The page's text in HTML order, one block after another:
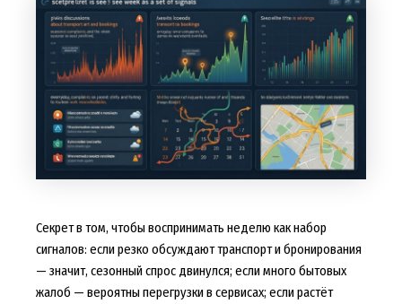
Секрет в том, чтобы воспринимать неделю как набор
сигналов: если резко обсуждают транспорт и бронирования
— значит, сезонный спрос двинулся; если много бытовых
жалоб — вероятны перегрузки в сервисах; если растёт